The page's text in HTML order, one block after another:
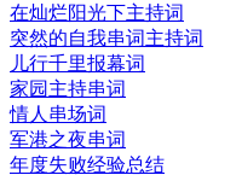
在灿烂阳光下主持词
突然的自我串词主持词
儿行千里报幕词
家园主持串词
情人串场词
军港之夜串词
年度失败经验总结